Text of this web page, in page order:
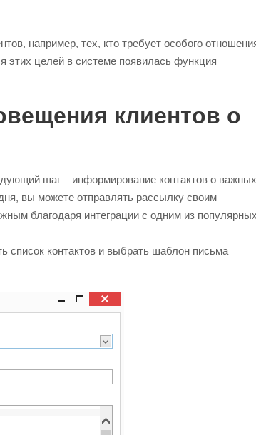
например, тех, кто требует особого
этих целей в системе появилась функция
клиентов о
шаг – информирование контактов о важных
вы можете отправлять рассылку своим
благодаря интеграции с одним из
список контактов и выбрать шаблон письма